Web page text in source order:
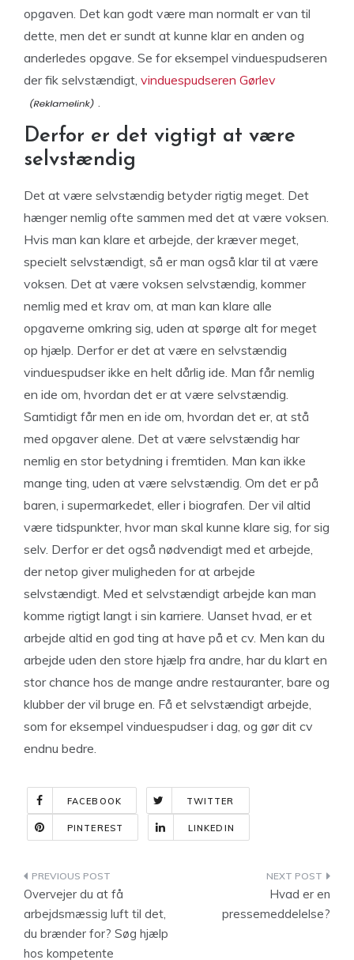
opgaven. Det kan godt være man normalt er van til
dette, men det er sundt at kunne klar en anden og
anderledes opgave. Se for eksempel vinduespudseren
der fik selvstændigt, vinduespudseren Gørlev
.
Derfor er det vigtigt at være
selvstændig
Det at være selvstændig betyder rigtig meget. Det
hænger nemlig ofte sammen med det at være voksen.
Hvis man kan klare et arbejde, der kræver meget,
specielt selvstændigt, så er man også klar til at være
voksen. Det at være voksen selvstændig, kommer
nemlig med et krav om, at man kan klare alle
opgaverne omkring sig, uden at spørge alt for meget
op hjælp. Derfor er det at være en selvstændig
vinduespudser ikke en helt dårlig ide. Man får nemlig
en ide om, hvordan det er at være selvstændig.
Samtidigt får men en ide om, hvordan det er, at stå
med opgaver alene. Det at være selvstændig har
nemlig en stor betydning i fremtiden. Man kan ikke
mange ting, uden at være selvstændig. Om det er på
baren, i supermarkedet, eller i biografen. Der vil altid
være tidspunkter, hvor man skal kunne klare sig, for sig
selv. Derfor er det også nødvendigt med et arbejde,
der netop giver muligheden for at arbejde
selvstændigt. Med et selvstændigt arbejde kan man
komme rigtigt langt i sin karriere. Uanset hvad, er et
arbejde altid en god ting at have på et cv. Men kan du
arbejde uden den store hjælp fra andre, har du klart en
stor chance hos de mange andre restauranter, bare og
klubber der vil bruge en. Få et selvstændigt arbejde,
som for eksempel vinduespudser i dag, og gør dit cv
endnu bedre.
FACEBOOK TWITTER
PINTEREST LINKEDIN
Indlægsnavigation
Overvejer du at få
arbejdsmæssig luft til det,
du brænder for? Søg hjælp
hos kompetente
Hvad er en
pressemeddelelse?